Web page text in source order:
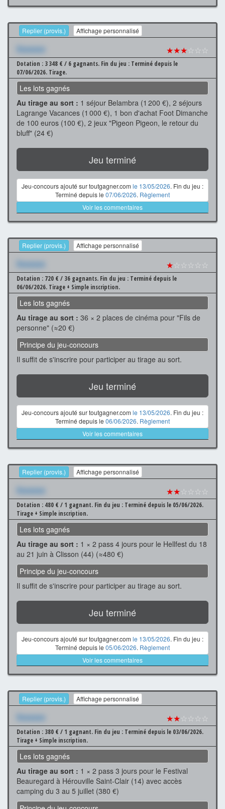
Replier (provis.) Affichage personnalisé
Xxxxxxx ★★★☆☆☆
Dotation : 3 348 € / 6 gagnants. Fin du jeu : Terminé depuis le
07/06/2026. Tirage.
Les lots gagnés
Au tirage au sort : 1 séjour Belambra (1 200 €), 2 séjours
Lagrange Vacances (1 000 €), 1 bon d'achat Foot Dimanche
de 100 euros (100 €), 2 jeux "Pigeon Pigeon, le retour du
bluff" (24 €)
Jeu terminé
Jeu-concours ajouté sur toutgagner.com le 13/05/2026. Fin du jeu :
Terminé depuis le 07/06/2026. Règlement
Voir les commentaires
Replier (provis.) Affichage personnalisé
Xxxxxxx ★☆☆☆☆☆
Dotation : 720 € / 36 gagnants. Fin du jeu : Terminé depuis le
06/06/2026. Tirage + Simple inscription.
Les lots gagnés
Au tirage au sort : 36 × 2 places de cinéma pour "Fils de
personne" (≈20 €)
Principe du jeu-concours
Il suffit de s'inscrire pour participer au tirage au sort.
Jeu terminé
Jeu-concours ajouté sur toutgagner.com le 13/05/2026. Fin du jeu :
Terminé depuis le 06/06/2026. Règlement
Voir les commentaires
Replier (provis.) Affichage personnalisé
Xxxxxxx ★★☆☆☆☆
Dotation : 480 € / 1 gagnant. Fin du jeu : Terminé depuis le 05/06/2026.
Tirage + Simple inscription.
Les lots gagnés
Au tirage au sort : 1 × 2 pass 4 jours pour le Hellfest du 18
au 21 juin à Clisson (44) (≈480 €)
Principe du jeu-concours
Il suffit de s'inscrire pour participer au tirage au sort.
Jeu terminé
Jeu-concours ajouté sur toutgagner.com le 13/05/2026. Fin du jeu :
Terminé depuis le 05/06/2026. Règlement
Voir les commentaires
Replier (provis.) Affichage personnalisé
Xxxxxxx ★★☆☆☆☆
Dotation : 380 € / 1 gagnant. Fin du jeu : Terminé depuis le 03/06/2026.
Tirage + Simple inscription.
Les lots gagnés
Au tirage au sort : 1 × 2 pass 3 jours pour le Festival
Beauregard à Hérouville Saint-Clair (14) avec accès
camping du 3 au 5 juillet (380 €)